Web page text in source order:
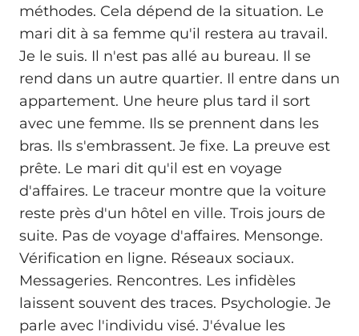
méthodes. Cela dépend de la situation. Le
mari dit à sa femme qu'il restera au travail.
Je le suis. Il n'est pas allé au bureau. Il se
rend dans un autre quartier. Il entre dans un
appartement. Une heure plus tard il sort
avec une femme. Ils se prennent dans les
bras. Ils s'embrassent. Je fixe. La preuve est
prête. Le mari dit qu'il est en voyage
d'affaires. Le traceur montre que la voiture
reste près d'un hôtel en ville. Trois jours de
suite. Pas de voyage d'affaires. Mensonge.
Vérification en ligne. Réseaux sociaux.
Messageries. Rencontres. Les infidèles
laissent souvent des traces. Psychologie. Je
parle avec l'individu visé. J'évalue les